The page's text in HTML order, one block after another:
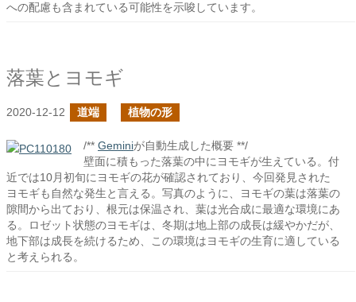
への配慮も含まれている可能性を示唆しています。
落葉とヨモギ
2020-12-12 道端 植物の形
/** Geminiが自動生成した概要 **/
壁面に積もった落葉の中にヨモギが生えている。付
近では10月初旬にヨモギの花が確認されており、今回発見された
ヨモギも自然な発生と言える。写真のように、ヨモギの葉は落葉の
隙間から出ており、根元は保温され、葉は光合成に最適な環境にあ
る。ロゼット状態のヨモギは、冬期は地上部の成長は緩やかだが、
地下部は成長を続けるため、この環境はヨモギの生育に適している
と考えられる。